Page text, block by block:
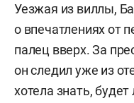
Уезжая из виллы,
о впечатлениях от
палец вверх. За
он следил уже из
хотела знать, будет